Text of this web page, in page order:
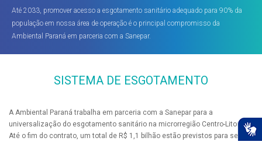
Até 2033, promover acesso a esgotamento sanitário adequado para 90% da
população em nossa área de operação é o principal compromisso da
Ambiental Paraná em parceria com a Sanepar.
SISTEMA DE ESGOTAMENTO
A Ambiental Paraná trabalha em parceria com a Sanepar para a
universalização do esgotamento sanitário na microrregião Centro-Litoral.
Até o fim do contrato, um total de R$ 1,1 bilhão estão previstos para serem